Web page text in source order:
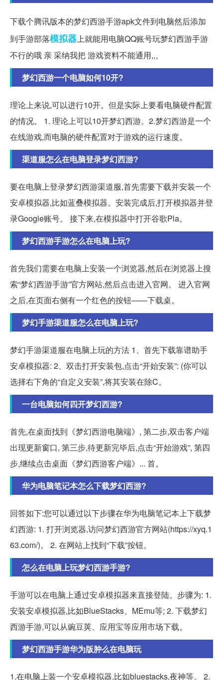
下载个腾讯版本的梦幻西游手游apk文件到电脑然后添加
到手游部落模拟器 上就能用电脑QQ账号玩梦幻西游手游
不行的哦 亲 采纳我把 游戏资料不能通用,,。
梦幻西游一个电脑如何10开?
理论上来说,可以进行10开。但是实际上要看电脑硬件配置
的情况。 1. 理论上可以10开梦幻西游。2.梦幻西游是一个
在线游戏,而电脑的硬件配置对于游戏的运行速度。
渠道服怎么在电脑登录梦幻西游?
要在电脑上登录梦幻西游渠道服,首先需要下载并安装一个
安卓模拟器,比如蓝叠模拟器。安装完成后,打开模拟器并登
录Google账号。 接下来,在模拟器中打开谷歌Pla。
梦幻西游手游怎么在电脑上玩?
首先我们需要在电脑上安装一个浏览器,然后在浏览器上搜
索“梦幻西游手游”官方网站,然后点击进入官网。 进入官网
之后,在页面右侧有一个红色的按钮——下载桌。
梦幻手游渠道服怎么在电脑上玩?
梦幻手游渠道服在电脑上玩的方法 1、首先下载靠谱助手
安卓模拟器: 2、双击打开安装包,点击“开始安装”: (你可以
选择右下角的“自定义安装”,将其安装在除C。
一台电脑如何四开梦幻西游?
首先,在桌面找到《梦幻西游电脑端》, 第二步,双击客户端
出现更新窗口, 第三步,待更新完毕后,点击“开始游戏”, 第四
步,继续点击桌面《梦幻西游客户端》... 首。
华为电脑笔记本怎么下载梦幻西游?
回答如下:您可以通过以下步骤在华为电脑笔记本上下载梦
幻西游: 1. 打开浏览器,访问梦幻西游官方网站(https://xyq.1
63.com/)。 2. 在网站上找到“下载”按钮。
怎么在电脑上玩梦幻西游手游?
手游可以在电脑上通过安卓模拟器来直接登陆。步骤为: 1.
安装安卓模拟器,比如BlueStacks、MEmu等; 2. 下载梦幻
西游手游,可以从豌豆荚、应用宝等应用市场下载。
梦幻西游手游华为版肿么在电脑玩
1.在电脑上装一个安卓模拟器,比如bluestacks,夜神等。 2.